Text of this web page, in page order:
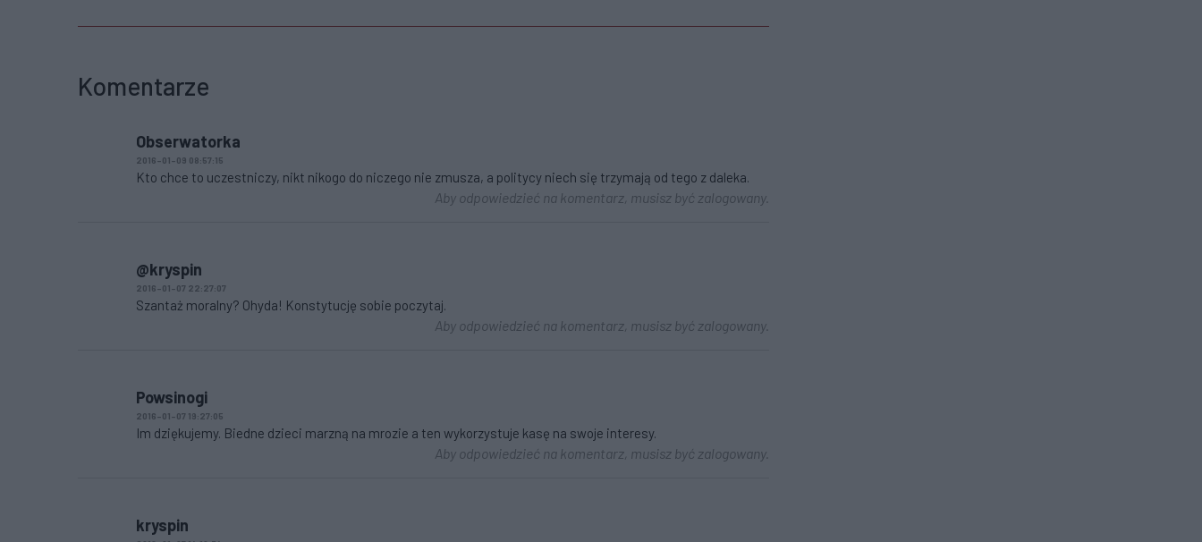
Komentarze
Obserwatorka
2016-01-09 08:57:15
Kto chce to uczestniczy, nikt nikogo do niczego nie zmusza, a politycy niech się trzymają od tego z daleka.
Aby odpowiedzieć na komentarz, musisz być zalogowany.
@kryspin
2016-01-07 22:27:07
Szantaż moralny? Ohyda! Konstytucję sobie poczytaj.
Aby odpowiedzieć na komentarz, musisz być zalogowany.
Powsinogi
2016-01-07 19:27:05
Im dziękujemy. Biedne dzieci marzną na mrozie a ten wykorzystuje kasę na swoje interesy.
Aby odpowiedzieć na komentarz, musisz być zalogowany.
kryspin